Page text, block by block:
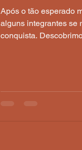
Após o tão esperado
alguns integrantes se
conquista.